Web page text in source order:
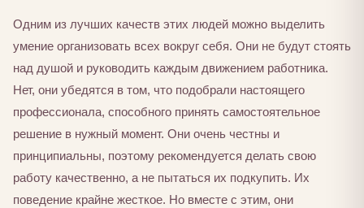
Одним из лучших качеств этих людей можно выделить
умение организовать всех вокруг себя. Они не будут стоять
над душой и руководить каждым движением работника.
Нет, они убедятся в том, что подобрали настоящего
профессионала, способного принять самостоятельное
решение в нужный момент. Они очень честны и
принципиальны, поэтому рекомендуется делать свою
работу качественно, а не пытаться их подкупить. Их
поведение крайне жесткое. Но вместе с этим, они